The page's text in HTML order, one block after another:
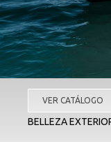
VER CATÁLOGO
BELLEZA